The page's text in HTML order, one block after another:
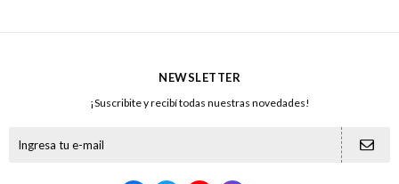
NEWSLETTER
¡Suscribite y recibí todas nuestras novedades!